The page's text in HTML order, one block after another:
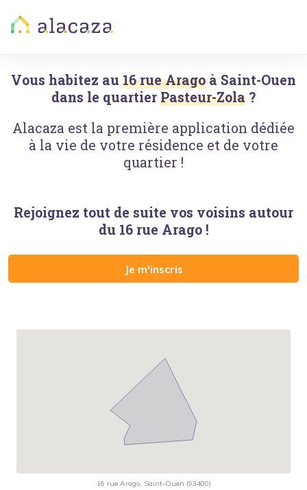
Vous habitez au 16 rue Arago à Saint-Ouen
dans le quartier Pasteur-Zola ?
Alacaza est la première application dédiée
à la vie de votre résidence et de votre
quartier !
Rejoignez tout de suite vos voisins autour
du 16 rue Arago !
Je m'inscris
16 rue Arago, Saint-Ouen (93400)